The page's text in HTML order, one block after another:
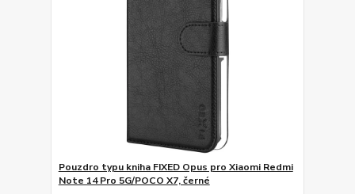
Pouzdro typu kniha FIXED Opus pro Xiaomi Redmi
Note 14 Pro 5G/POCO X7, černé